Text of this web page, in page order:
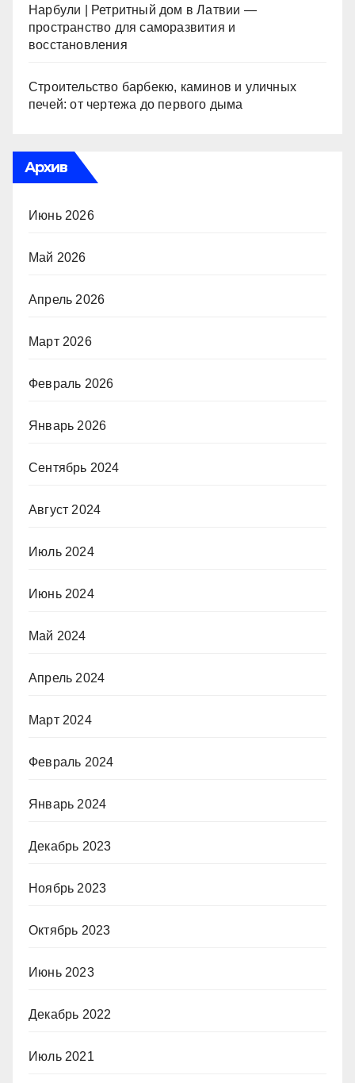
Нарбули | Ретритный дом в Латвии —
пространство для саморазвития и
восстановления
Строительство барбекю, каминов и уличных
печей: от чертежа до первого дыма
Архив
Июнь 2026
Май 2026
Апрель 2026
Март 2026
Февраль 2026
Январь 2026
Сентябрь 2024
Август 2024
Июль 2024
Июнь 2024
Май 2024
Апрель 2024
Март 2024
Февраль 2024
Январь 2024
Декабрь 2023
Ноябрь 2023
Октябрь 2023
Июнь 2023
Декабрь 2022
Июль 2021